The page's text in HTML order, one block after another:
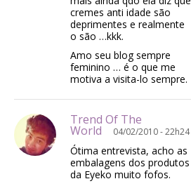
cremes anti idade são
deprimentes e realmente
o são …kkk.
Amo seu blog sempre
feminino … é o que me
motiva a visita-lo sempre.
Trend Of The
World 04/02/2010 - 22h24
Ótima entrevista, acho as
embalagens dos produtos
da Eyeko muito fofos.